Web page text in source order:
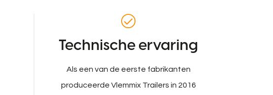
Technische ervaring
Als een van de eerste fabrikanten
produceerde Vlemmix Trailers in 2016